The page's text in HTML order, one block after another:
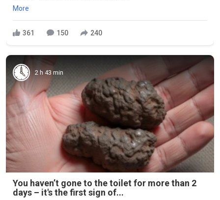
More
361 150 240
2 h 43 min
You haven’t gone to the toilet for more than 2
days – it's the first sign of...